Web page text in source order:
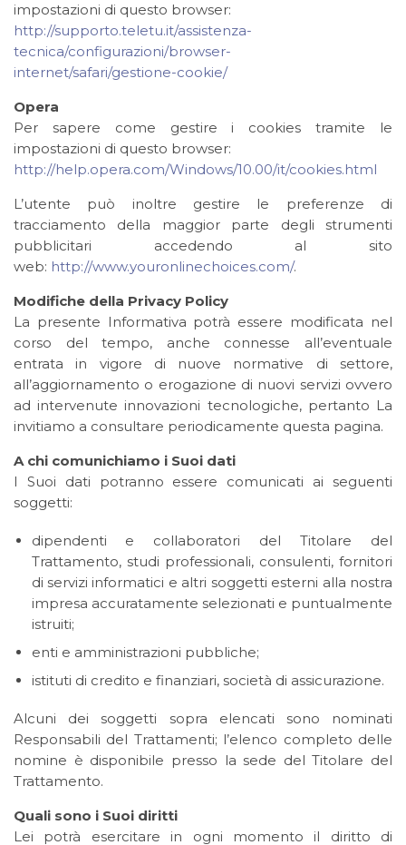
impostazioni di questo browser:
http://supporto.teletu.it/assistenza-
tecnica/configurazioni/browser-
internet/safari/gestione-cookie/
Opera
Per sapere come gestire i cookies tramite le
impostazioni di questo browser:
http://help.opera.com/Windows/10.00/it/cookies.html
L’utente può inoltre gestire le preferenze di
tracciamento della maggior parte degli strumenti
pubblicitari accedendo al sito
web: http://www.youronlinechoices.com/.
Modifiche della Privacy Policy
La presente Informativa potrà essere modificata nel
corso del tempo, anche connesse all’eventuale
entrata in vigore di nuove normative di settore,
all’aggiornamento o erogazione di nuovi servizi ovvero
ad intervenute innovazioni tecnologiche, pertanto La
invitiamo a consultare periodicamente questa pagina.
A chi comunichiamo i Suoi dati
I Suoi dati potranno essere comunicati ai seguenti
soggetti:
dipendenti e collaboratori del Titolare del
Trattamento, studi professionali, consulenti, fornitori
di servizi informatici e altri soggetti esterni alla nostra
impresa accuratamente selezionati e puntualmente
istruiti;
enti e amministrazioni pubbliche;
istituti di credito e finanziari, società di assicurazione.
Alcuni dei soggetti sopra elencati sono nominati
Responsabili del Trattamenti; l’elenco completo delle
nomine è disponibile presso la sede del Titolare del
Trattamento.
Quali sono i Suoi diritti
Lei potrà esercitare in ogni momento il diritto di